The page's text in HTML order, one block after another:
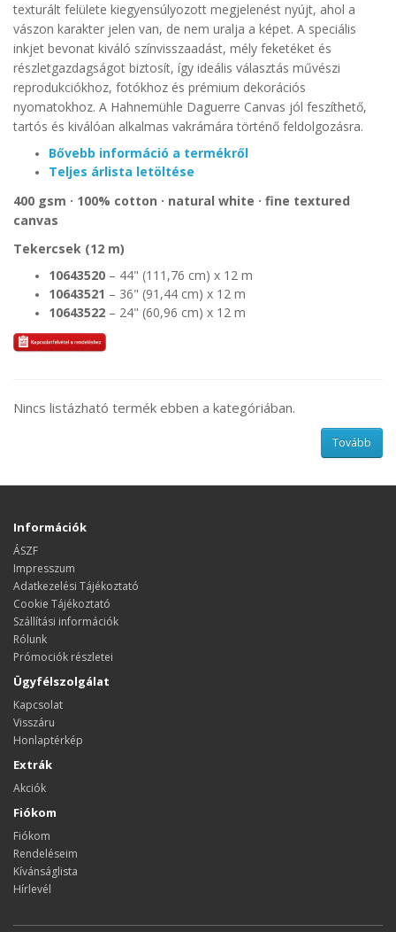
texturált felülete kiegyensúlyozott megjelenést nyújt, ahol a
vászon karakter jelen van, de nem uralja a képet. A speciális
inkjet bevonat kiváló színvisszaadást, mély feketéket és
részletgazdagságot biztosít, így ideális választás művészi
reprodukciókhoz, fotókhoz és prémium dekorációs
nyomatokhoz. A Hahnemühle Daguerre Canvas jól feszíthető,
tartós és kiválóan alkalmas vakrámára történő feldolgozásra.
Bővebb információ a termékről
Teljes árlista letöltése
400 gsm · 100% cotton · natural white · fine textured
canvas
Tekercsek (12 m)
10643520 – 44" (111,76 cm) x 12 m
10643521 – 36" (91,44 cm) x 12 m
10643522 – 24" (60,96 cm) x 12 m
Nincs listázható termék ebben a kategóriában.
Tovább
Információk
ÁSZF
Impresszum
Adatkezelési Tájékoztató
Cookie Tájékoztató
Szállítási információk
Rólunk
Prómociók részletei
Ügyfélszolgálat
Kapcsolat
Visszáru
Honlaptérkép
Extrák
Akciók
Fiókom
Fiókom
Rendeléseim
Kívánságlista
Hírlevél